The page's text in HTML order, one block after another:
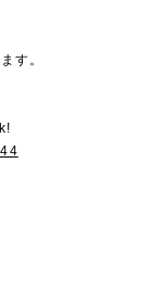
す。